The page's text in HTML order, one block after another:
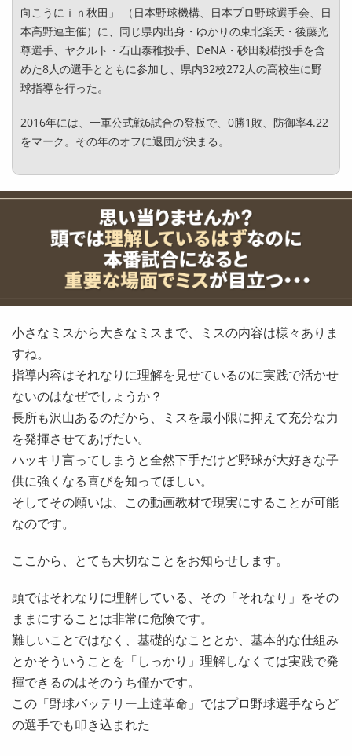
向こうにｉｎ秋田」 （日本野球機構、日本プロ野球選手会、日
本高野連主催）に、同じ県内出身・ゆかりの東北楽天・後藤光
尊選手、ヤクルト・石山泰稚投手、DeNA・砂田毅樹投手を含
めた8人の選手とともに参加し、県内32校272人の高校生に野
球指導を行った。
2016年には、一軍公式戦6試合の登板で、0勝1敗、防御率4.22
をマーク。その年のオフに退団が決まる。
小さなミスから大きなミスまで、ミスの内容は様々ありま
すね。
指導内容はそれなりに理解を見せているのに実践で活かせ
ないのはなぜでしょうか？
長所も沢山あるのだから、ミスを最小限に抑えて充分な力
を発揮させてあげたい。
ハッキリ言ってしまうと全然下手だけど野球が大好きな子
供に強くなる喜びを知ってほしい。
そしてその願いは、この動画教材で現実にすることが可能
なのです。
ここから、とても大切なことをお知らせします。
頭ではそれなりに理解している、その「それなり」をその
ままにすることは非常に危険です。
難しいことではなく、基礎的なこととか、基本的な仕組み
とかそういうことを「しっかり」理解しなくては実践で発
揮できるのはそのうち僅かです。
この「野球バッテリー上達革命」ではプロ野球選手ならど
の選手でも叩き込まれた